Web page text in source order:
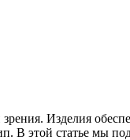
Изделия
В этой статье мы